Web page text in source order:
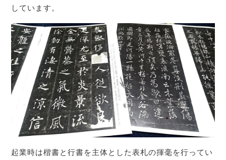
しています。
起業時は楷書と行書を主体とした表札の揮毫を行ってい